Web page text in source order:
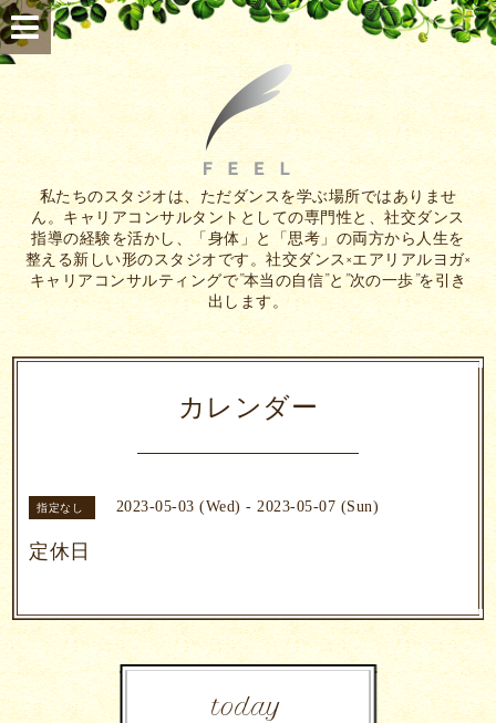
私たちのスタジオは、ただダンスを学ぶ場所ではありませ
ん。キャリアコンサルタントとしての専門性と、社交ダンス
指導の経験を活かし、「身体」と「思考」の両方から人生を
整える新しい形のスタジオです。社交ダンス×エアリアルヨガ×
キャリアコンサルティングで”本当の自信”と”次の一歩”を引き
出します。
カレンダー
指定なし 2023-05-03 (Wed) - 2023-05-07 (Sun)
定休日
today